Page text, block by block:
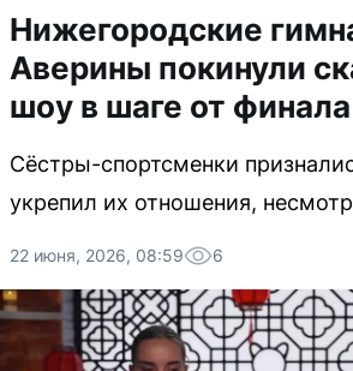
Нижегородские
Аверины покинули
шоу в шаге от финала
Сёстры-спортсменки
укрепил их отношения,
22 июня, 2026, 08:59 6